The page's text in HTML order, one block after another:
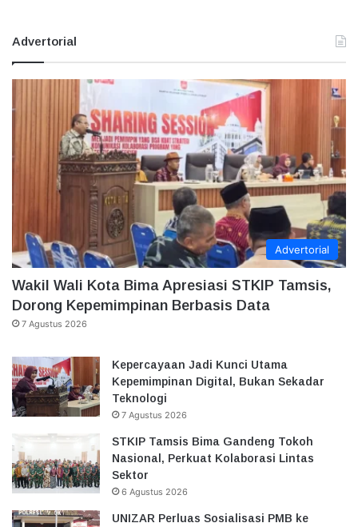
Advertorial
Advertorial
Wakil Wali Kota Bima Apresiasi STKIP Tamsis,
Dorong Kepemimpinan Berbasis Data
7 Agustus 2026
Kepercayaan Jadi Kunci Utama
Kepemimpinan Digital, Bukan Sekadar
Teknologi
7 Agustus 2026
STKIP Tamsis Bima Gandeng Tokoh
Nasional, Perkuat Kolaborasi Lintas
Sektor
6 Agustus 2026
UNIZAR Perluas Sosialisasi PMB ke